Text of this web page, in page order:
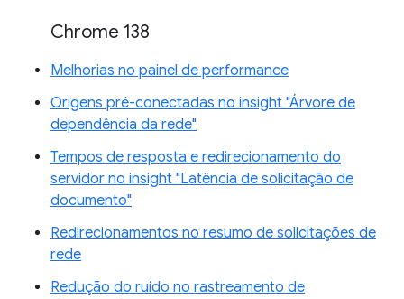
Chrome 138
Melhorias no painel de performance
Origens pré-conectadas no insight "Árvore de
dependência da rede"
Tempos de resposta e redirecionamento do
servidor no insight "Latência de solicitação de
documento"
Redirecionamentos no resumo de solicitações de
rede
Redução do ruído no rastreamento de